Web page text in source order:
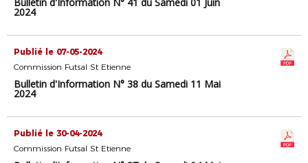
2024
Publié le 07-05-2024
Commission Futsal St Etienne
Bulletin d'Information N° 38 du Samedi 11 Mai
2024
Publié le 30-04-2024
Commission Futsal St Etienne